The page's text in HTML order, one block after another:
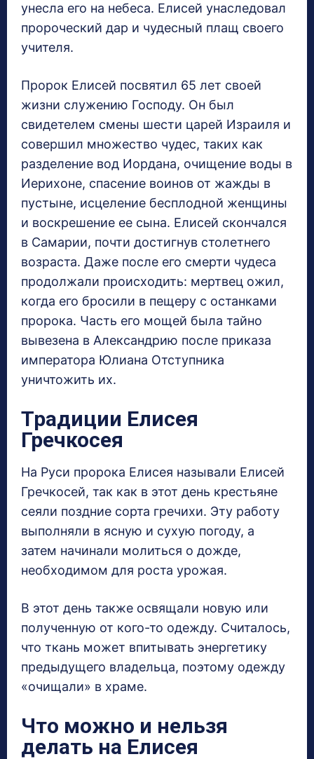
унесла его на небеса. Елисей унаследовал
пророческий дар и чудесный плащ своего
учителя.
Пророк Елисей посвятил 65 лет своей
жизни служению Господу. Он был
свидетелем смены шести царей Израиля и
совершил множество чудес, таких как
разделение вод Иордана, очищение воды в
Иерихоне, спасение воинов от жажды в
пустыне, исцеление бесплодной женщины
и воскрешение ее сына. Елисей скончался
в Самарии, почти достигнув столетнего
возраста. Даже после его смерти чудеса
продолжали происходить: мертвец ожил,
когда его бросили в пещеру с останками
пророка. Часть его мощей была тайно
вывезена в Александрию после приказа
императора Юлиана Отступника
уничтожить их.
Традиции Елисея
Гречкосея
На Руси пророка Елисея называли Елисей
Гречкосей, так как в этот день крестьяне
сеяли поздние сорта гречихи. Эту работу
выполняли в ясную и сухую погоду, а
затем начинали молиться о дожде,
необходимом для роста урожая.
В этот день также освящали новую или
полученную от кого-то одежду. Считалось,
что ткань может впитывать энергетику
предыдущего владельца, поэтому одежду
«очищали» в храме.
Что можно и нельзя
делать на Елисея